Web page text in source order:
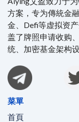
方案，专为傳統金
金、Defi等虚拟资
盖了牌照申请收购
统、加密基金架构
菜單
首頁